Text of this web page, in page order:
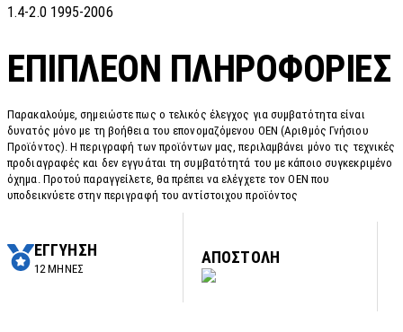
1.4-2.0 1995-2006
ΕΠΙΠΛΈΟΝ ΠΛΗΡΟΦΟΡΊΕΣ
Παρακαλούμε, σημειώστε πως ο τελικός έλεγχος για συμβατότητα είναι
δυνατός μόνο με τη βοήθεια του επονομαζόμενου OEN (Αριθμός Γνήσιου
Προϊόντος). Η περιγραφή των προϊόντων μας, περιλαμβάνει μόνο τις τεχνικές
προδιαγραφές και δεν εγγυάται τη συμβατότητά του με κάποιο συγκεκριμένο
όχημα. Προτού παραγγείλετε, θα πρέπει να ελέγχετε τον OEN που
υποδεικνύετε στην περιγραφή του αντίστοιχου προϊόντος
ΕΓΓΥΗΣΗ
12 ΜΗΝΕΣ
ΑΠΟΣΤΟΛΗ